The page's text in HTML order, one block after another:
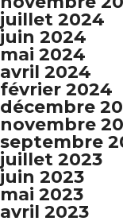
juillet 2024
juin 2024
mai 2024
avril 2024
février 2024
décembre
novembre
septembre
juillet 2023
juin 2023
mai 2023
avril 2023